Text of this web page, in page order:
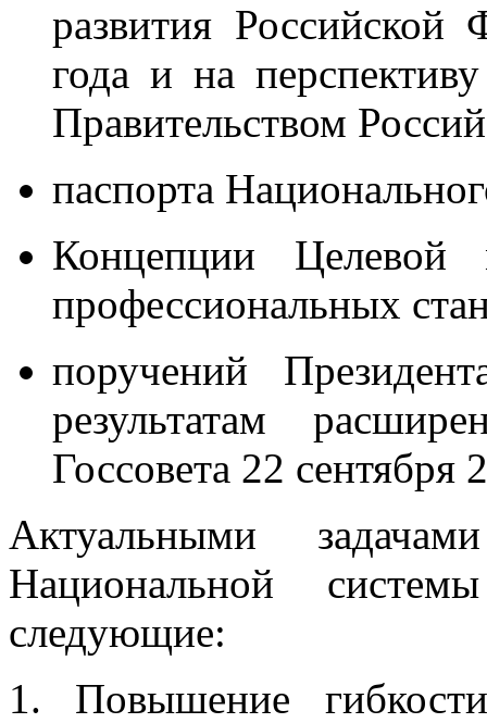
развития
года и на
Правительством
паспорта
Концепции Целевой
профессиональных
поручений
результатам
Госсовета 22 сентября
Актуальными
Национальной
следующие:
1. Повышение